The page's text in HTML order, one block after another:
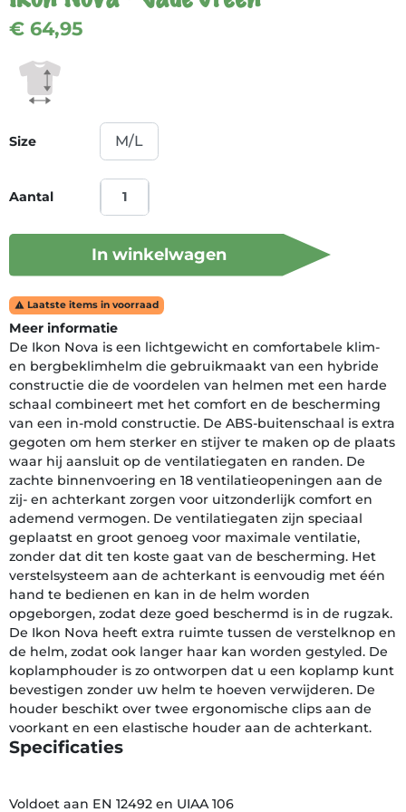
€ 64,95
Size
Aantal
In winkelwagen
 Laatste items in voorraad
Meer informatie
De Ikon Nova is een lichtgewicht en comfortabele klim-
en bergbeklimhelm die gebruikmaakt van een hybride
constructie die de voordelen van helmen met een harde
schaal combineert met het comfort en de bescherming
van een in-mold constructie. De ABS-buitenschaal is extra
gegoten om hem sterker en stijver te maken op de plaats
waar hij aansluit op de ventilatiegaten en randen. De
zachte binnenvoering en 18 ventilatieopeningen aan de
zij- en achterkant zorgen voor uitzonderlijk comfort en
ademend vermogen. De ventilatiegaten zijn speciaal
geplaatst en groot genoeg voor maximale ventilatie,
zonder dat dit ten koste gaat van de bescherming. Het
verstelsysteem aan de achterkant is eenvoudig met één
hand te bedienen en kan in de helm worden
opgeborgen, zodat deze goed beschermd is in de rugzak.
De Ikon Nova heeft extra ruimte tussen de verstelknop en
de helm, zodat ook langer haar kan worden gestyled. De
koplamphouder is zo ontworpen dat u een koplamp kunt
bevestigen zonder uw helm te hoeven verwijderen. De
houder beschikt over twee ergonomische clips aan de
voorkant en een elastische houder aan de achterkant.
Specificaties
Voldoet aan EN 12492 en UIAA 106